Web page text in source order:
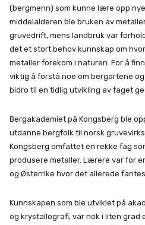
(bergmenn) som kunne lære opp
middelalderen ble bruken av
gruvedrift, mens landbruk var
det et stort behov kunnskap om
metaller forekom i naturen. For å
viktig å forstå noe om bergartene
bidro til en tidlig utvikling av faget
Bergakademiet på Kongsberg ble
utdanne bergfolk til norsk
Kongsberg omfattet en rekke fag
produsere metaller. Lærere var for
og Østerrike hvor det allerede
Kunnskapen som ble utviklet på
og krystallografi, var nok i liten grad